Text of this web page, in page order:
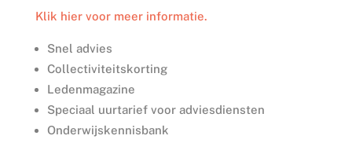
Klik hier voor meer informatie.
Snel advies
Collectiviteitskorting
Ledenmagazine
Speciaal uurtarief voor adviesdiensten
Onderwijskennisbank